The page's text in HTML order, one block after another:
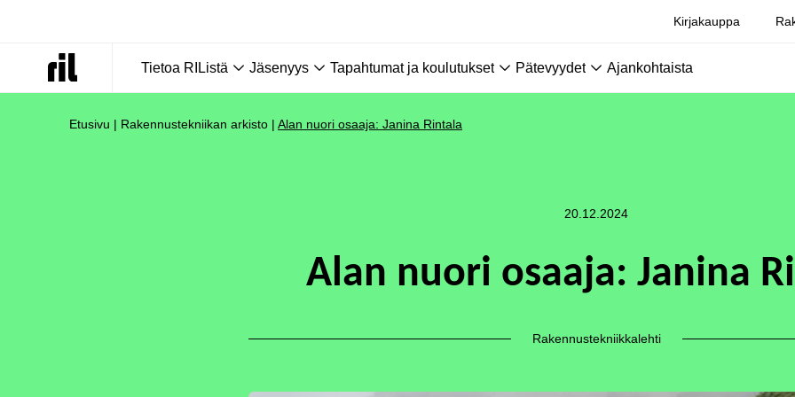
Kirjakauppa
Tietoa RIListä Jäsenyys Tapahtumat ja koulutukset Pätevyydet Ajankohtaista
Etusivu | Rakennustekniikan arkisto | Alan nuori osaaja: Janina Rintala
20.12.2024
Alan nuori osaaja: Janina
Rakennustekniikkalehti